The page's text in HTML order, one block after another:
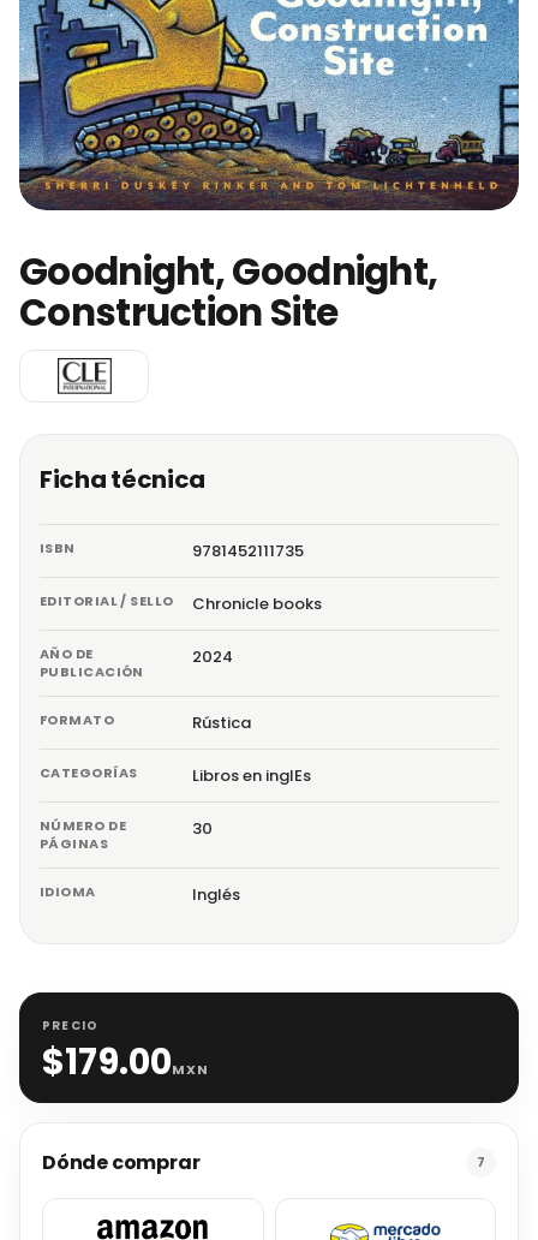
Goodnight, Goodnight,
Construction Site
Ficha técnica
ISBN 9781452111735
EDITORIAL / SELLO Chronicle books
AÑO DE
PUBLICACIÓN
2024
FORMATO Rústica
CATEGORÍAS Libros en inglEs
NÚMERO DE
PÁGINAS
30
IDIOMA Inglés
PRECIO
$179.00MXN
Dónde comprar 7